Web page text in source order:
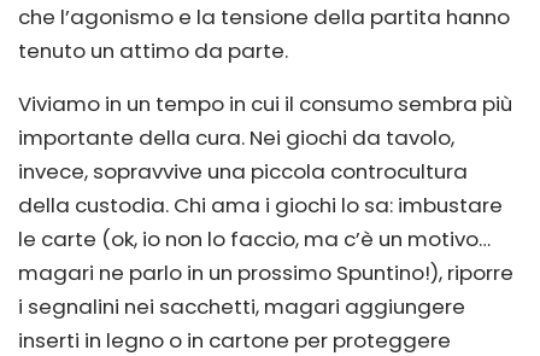
che l’agonismo e la tensione della partita hanno
tenuto un attimo da parte.
Viviamo in un tempo in cui il consumo sembra più
importante della cura. Nei giochi da tavolo,
invece, sopravvive una piccola controcultura
della custodia. Chi ama i giochi lo sa: imbustare
le carte (ok, io non lo faccio, ma c’è un motivo…
magari ne parlo in un prossimo Spuntino!), riporre
i segnalini nei sacchetti, magari aggiungere
inserti in legno o in cartone per proteggere